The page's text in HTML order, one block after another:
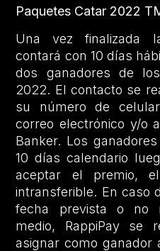
Paquetes Catar 2022
Una vez finalizada
contará con 10 días
dos ganadores de
2022. El contacto se
su número de
correo electrónico y/o
Banker. Los
10 días calendario
aceptar el premio,
intransferible. En caso
fecha prevista o no
medio, RappiPay se
asignar como ganador